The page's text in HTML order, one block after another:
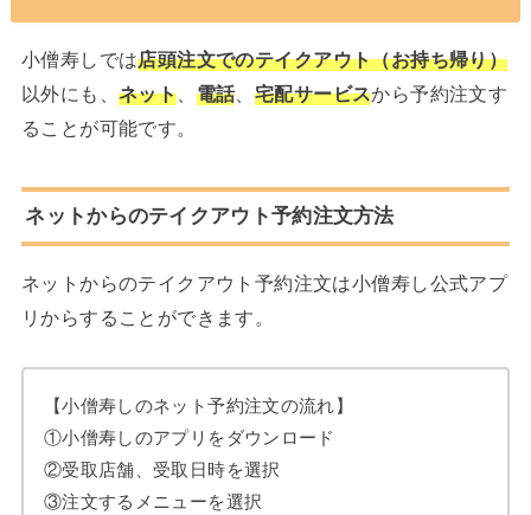
小僧寿しでは店頭注文でのテイクアウト（お持ち帰り）
以外にも、 ネット 電話、 宅配サービスから予約注文す
ることが可能です。
ネットからのテイクアウト予約注文方法
ネットからのテイクアウト予約注文は小僧寿し公式アプ
リからすることができます。
【小僧寿しのネット予約注文の流れ】
①小僧寿しのアプリをダウンロード
②受取店舗、受取日時を選択
③注文するメニューを選択